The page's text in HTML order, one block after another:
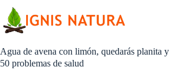
contenido
Agua de avena con limón, quedarás planita
50 problemas de salud